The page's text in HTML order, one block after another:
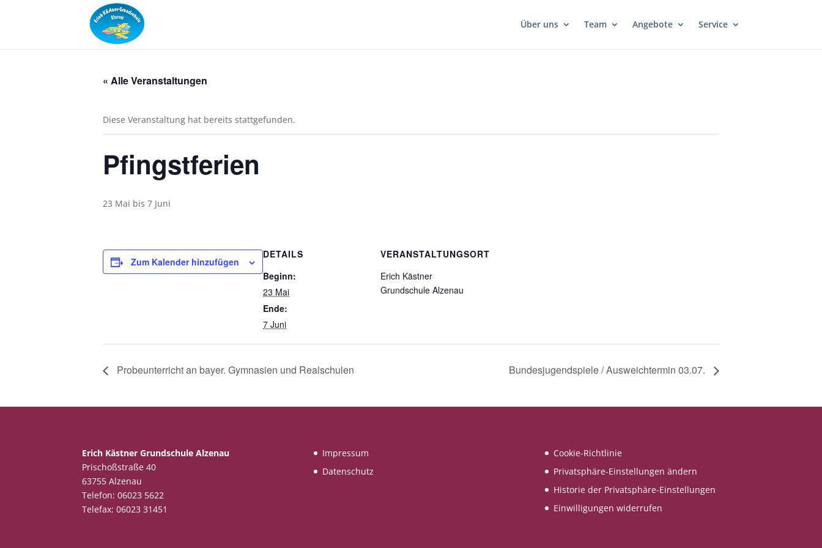
Über uns Team Angebote Service
« Alle Veranstaltungen
Diese Veranstaltung hat bereits stattgefunden.
Pfingstferien
23 Mai bis 7 Juni
Zum Kalender hinzufügen
DETAILS
Beginn:
23 Mai
Ende:
7 Juni
VERANSTALTUNGSORT
Erich Kästner
Grundschule Alzenau
Probeunterricht an bayer. Gymnasien und Realschulen Bundesjugendspiele / Ausweichtermin 03.07.
Erich Kästner Grundschule Alzenau
Prischoßstraße 40
63755 Alzenau
Telefon: 06023 5622
Telefax: 06023 31451
Impressum
Datenschutz
Cookie-Richtlinie
Privatsphäre-Einstellungen ändern
Historie der Privatsphäre-Einstellungen
Einwilligungen widerrufen